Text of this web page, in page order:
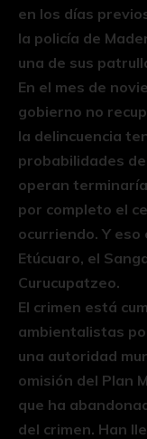
en los días
la policía de
una de sus
En el mes de
gobierno no
la delincuencia
probabilidades
operan
por completo el
ocurriendo. Y
Etúcuaro, el
Curucupatzeo.
El crimen está
ambientalistas
una autoridad
omisión del Plan
que ha
del crimen. Han